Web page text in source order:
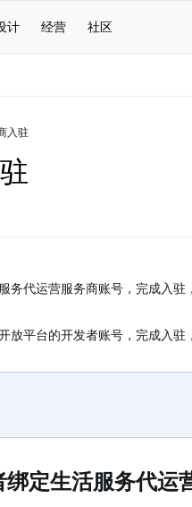
计 经营 社区
入驻
务代运营服务商账号，完成入驻
放平台的开发者账号，完成入驻
定生活服务代运